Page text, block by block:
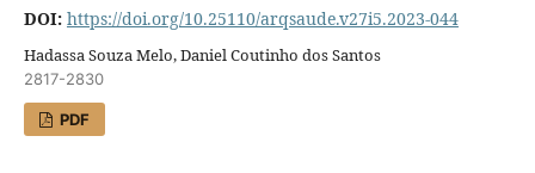
DOI: https://doi.org/10.25110/arqsaude.v27i5.2023-044
Hadassa Souza Melo, Daniel Coutinho dos Santos
2817-2830
PDF